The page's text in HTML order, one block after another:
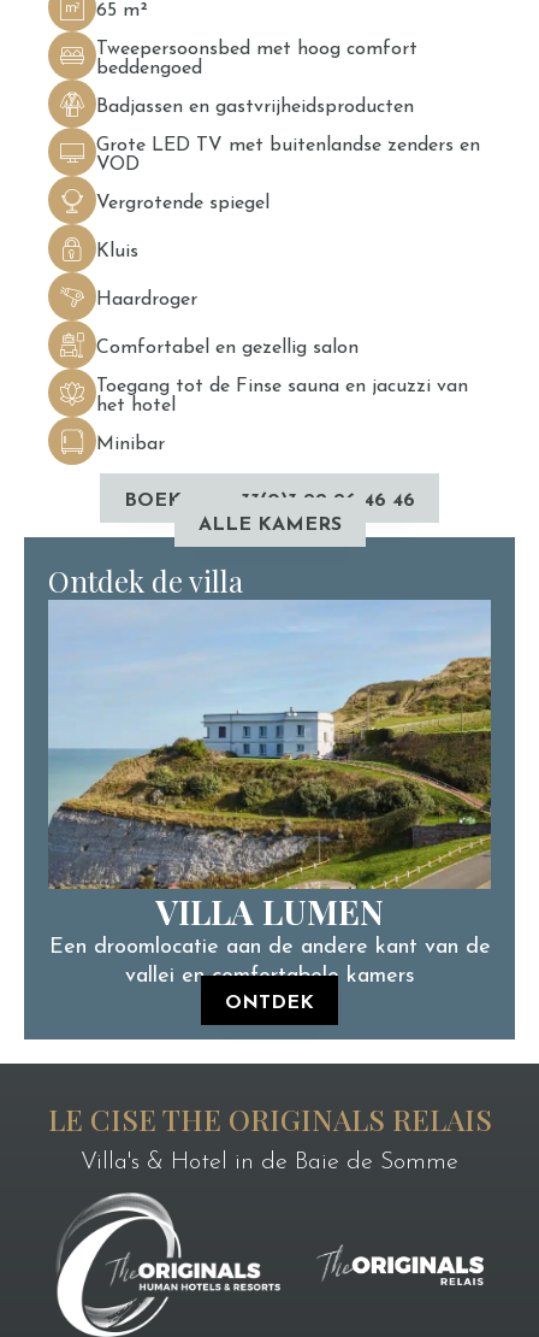
65 m²
Tweepersoonsbed met hoog comfort
beddengoed
Badjassen en gastvrijheidsproducten
Grote LED TV met buitenlandse zenders en
VOD
Vergrotende spiegel
Kluis
Haardroger
Comfortabel en gezellig salon
Toegang tot de Finse sauna en jacuzzi van
het hotel
Minibar
BOEK
+33(0)3 22 26 46 46
ALLE KAMERS
Ontdek de villa
VILLA LUMEN
Een droomlocatie aan de andere kant van de
vallei en comfortabele kamers
ONTDEK
LE CISE THE ORIGINALS RELAIS
Villa's & Hotel in de Baie de Somme